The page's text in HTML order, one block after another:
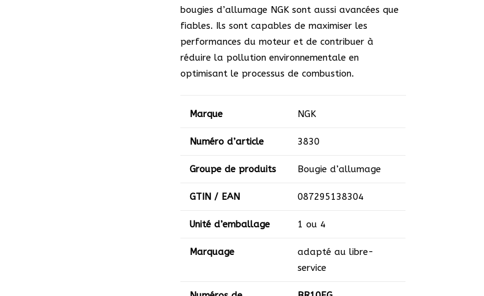
bougies d’allumage NGK sont aussi avancées que
fiables. Ils sont capables de maximiser les
performances du moteur et de contribuer à
réduire la pollution environnementale en
optimisant le processus de combustion.
Marque NGK
Numéro d’article 3830
Groupe de produits Bougie d’allumage
GTIN / EAN ­087295138304
Unité d’emballage 1 ou 4
Marquage
adapté au libre-
service